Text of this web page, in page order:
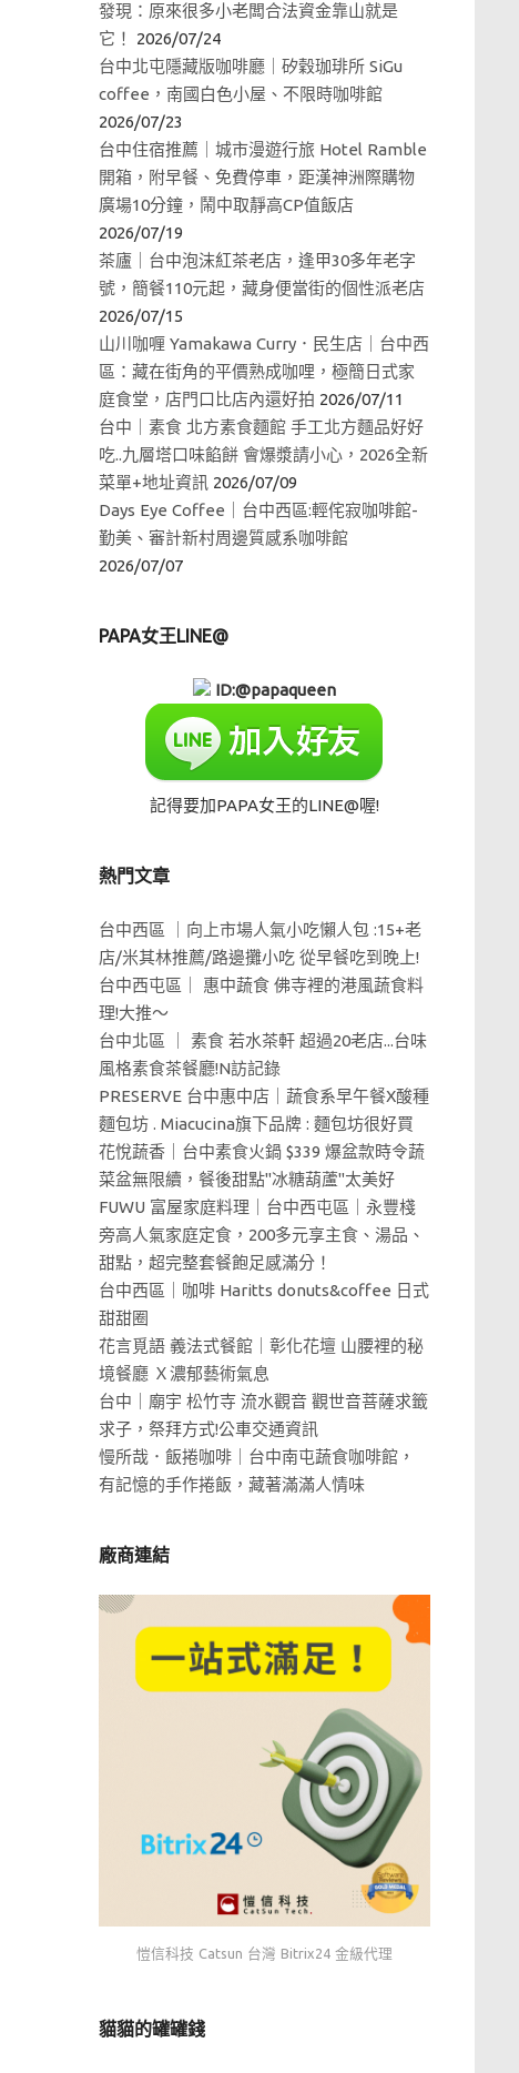
發現：原來很多小老闆合法資金靠山就是
它！
2026/07/24
台中北屯隱藏版咖啡廳｜矽穀珈琲所 SiGu
coffee，南國白色小屋、不限時咖啡館
2026/07/23
台中住宿推薦｜城市漫遊行旅 Hotel Ramble
開箱，附早餐、免費停車，距漢神洲際購物
廣場10分鐘，鬧中取靜高CP值飯店
2026/07/19
茶廬｜台中泡沫紅茶老店，逢甲30多年老字
號，簡餐110元起，藏身便當街的個性派老店
2026/07/15
山川咖喱 Yamakawa Curry．民生店｜台中西
區：藏在街角的平價熟成咖哩，極簡日式家
庭食堂，店門口比店內還好拍 2026/07/11
台中｜素食 北方素食麵館 手工北方麵品好好
吃..九層塔口味餡餅 會爆漿請小心，2026全新
菜單+地址資訊 2026/07/09
Days Eye Coffee｜台中西區:輕侘寂咖啡館-
勤美、審計新村周邊質感系咖啡館
2026/07/07
PAPA女王LINE@
ID:@papaqueen
記得要加PAPA女王的LINE@喔!
熱門文章
台中西區 ｜向上市場人氣小吃懶人包 :15+老
店/米其林推薦/路邊攤小吃 從早餐吃到晚上!
台中西屯區｜ 惠中蔬食 佛寺裡的港風蔬食料
理!大推～
台中北區 ｜ 素食 若水茶軒 超過20老店...台味
風格素食茶餐廳!N訪記錄
PRESERVE 台中惠中店｜蔬食系早午餐X酸種
麵包坊 . Miacucina旗下品牌 : 麵包坊很好買
花悅蔬香｜台中素食火鍋 $339 爆盆款時令蔬
菜盆無限續，餐後甜點"冰糖葫蘆"太美好
FUWU 富屋家庭料理｜台中西屯區｜永豐棧
旁高人氣家庭定食，200多元享主食、湯品、
甜點，超完整套餐飽足感滿分！
台中西區｜咖啡 Haritts donuts&coffee 日式
甜甜圈
花言覓語 義法式餐館｜彰化花壇 山腰裡的秘
境餐廳 Ｘ濃郁藝術氣息
台中｜廟宇 松竹寺 流水觀音 觀世音菩薩求籤
求子，祭拜方式!公車交通資訊
慢所哉．飯捲咖啡｜台中南屯蔬食咖啡館，
有記憶的手作捲飯，藏著滿滿人情味
廠商連結
愷信科技 Catsun 台灣 Bitrix24 金級代理
貓貓的罐罐錢